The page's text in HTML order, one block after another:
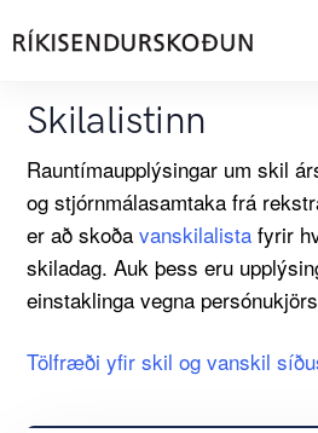
Skilalistinn
Rauntímaupplýsingar um skil
og stjórnmálasamtaka frá
er að skoða vanskilalista fyrir
skiladag. Auk þess eru
einstaklinga vegna
Tölfræði yfir skil og vanskil